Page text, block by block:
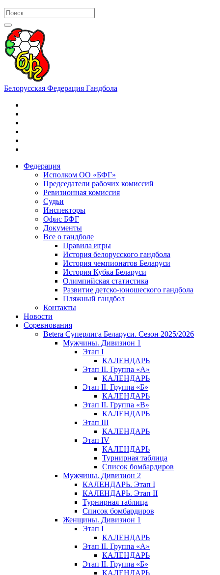
Белорусская Федерация Гандбола
Федерация
Исполком ОО «БФГ»
Председатели рабочих комиссий
Ревизионная комиссия
Судьи
Инспекторы
Офис БФГ
Документы
Все о гандболе
Правила игры
История белорусского гандбола
История чемпионатов Беларуси
История Кубка Беларуси
Олимпийская статистика
Развитие детско-юношеского гандбола
Пляжный гандбол
Контакты
Новости
Соревнования
Betera Суперлига Беларуси. Сезон 2025/2026
Мужчины. Дивизион 1
Этап I
КАЛЕНДАРЬ
Этап II. Группа «А»
КАЛЕНДАРЬ
Этап II. Группа «Б»
КАЛЕНДАРЬ
Этап II. Группа «В»
КАЛЕНДАРЬ
Этап III
КАЛЕНДАРЬ
Этап IV
КАЛЕНДАРЬ
Турнирная таблица
Список бомбардиров
Мужчины. Дивизион 2
КАЛЕНДАРЬ. Этап I
КАЛЕНДАРЬ. Этап II
Турнирная таблица
Список бомбардиров
Женщины. Дивизион 1
Этап I
КАЛЕНДАРЬ
Этап II. Группа «А»
КАЛЕНДАРЬ
Этап II. Группа «Б»
КАЛЕНДАРЬ